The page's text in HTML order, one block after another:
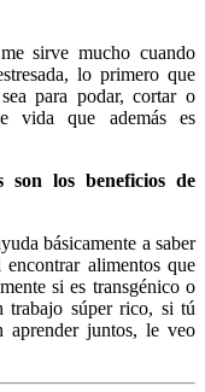
sirve mucho cuando
lo primero que
para podar, cortar o
vida que además es
son los beneficios de
básicamente a saber
alimentos que
si es transgénico o
trabajo súper rico, si tú
aprender juntos, le veo